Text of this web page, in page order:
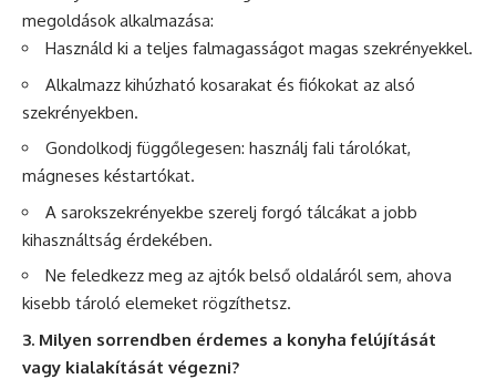
megoldások alkalmazása:
Használd ki a teljes falmagasságot magas szekrényekkel.
Alkalmazz kihúzható kosarakat és fiókokat az alsó
szekrényekben.
Gondolkodj függőlegesen: használj fali tárolókat,
mágneses késtartókat.
A sarokszekrényekbe szerelj forgó tálcákat a jobb
kihasználtság érdekében.
Ne feledkezz meg az ajtók belső oldaláról sem, ahova
kisebb tároló elemeket rögzíthetsz.
3. Milyen sorrendben érdemes a konyha felújítását
vagy kialakítását végezni?